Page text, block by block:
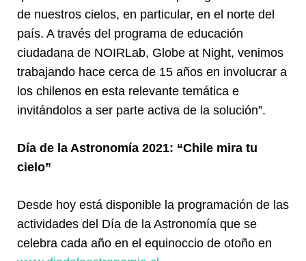
de nuestros cielos, en particular, en el norte del
país. A través del programa de educación
ciudadana de NOIRLab, Globe at Night, venimos
trabajando hace cerca de 15 años en involucrar a
los chilenos en esta relevante temática e
invitándolos a ser parte activa de la solución”.
Día de la Astronomía 2021: “Chile mira tu
cielo”
Desde hoy está disponible la programación de las
actividades del Día de la Astronomía que se
celebra cada año en el equinoccio de otoño en